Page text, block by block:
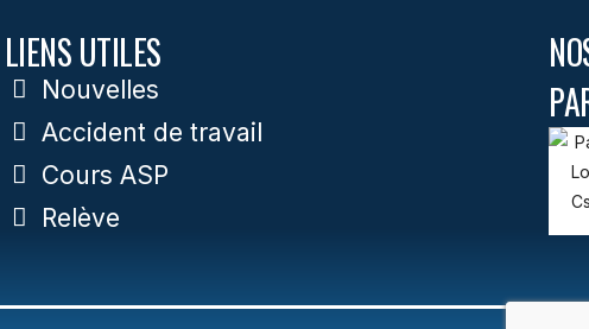
LIENS UTILES
Nouvelles
Accident de travail
Cours ASP
Relève